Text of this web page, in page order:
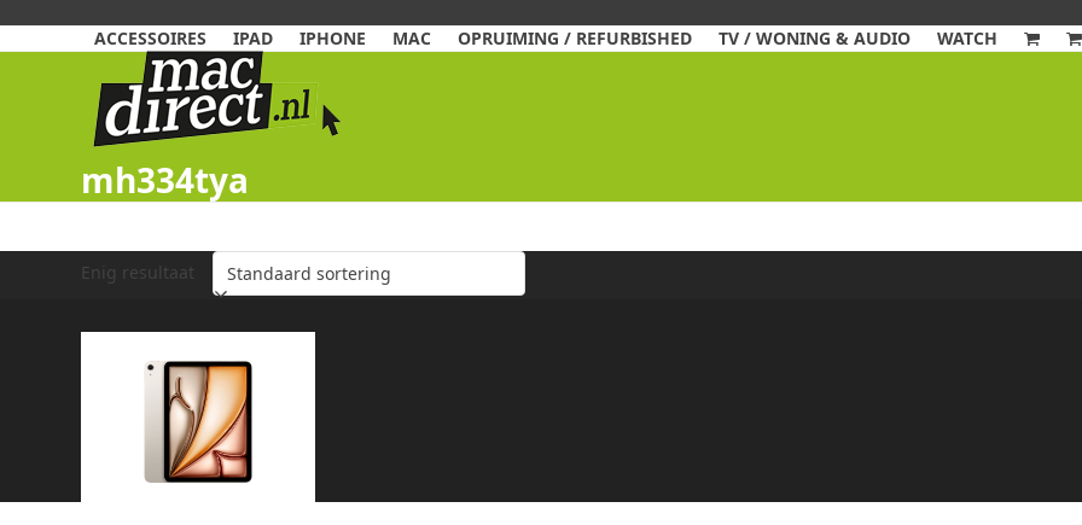
ACCESSOIRES
IPAD IPHONE MAC OPRUIMING / REFURBISHED TV / WONING & AUDIO WATCH
mh334tya
Enig resultaat